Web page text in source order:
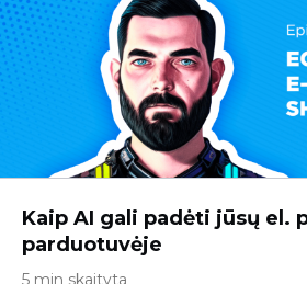
Kaip AI gali padėti jūsų el.
parduotuvėje
5 min skaityta